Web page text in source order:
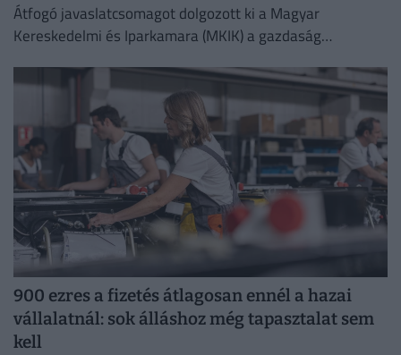
Átfogó javaslatcsomagot dolgozott ki a Magyar
Kereskedelmi és Iparkamara (MKIK) a gazdaság
kezelése érdekében.
900 ezres a fizetés átlagosan ennél a hazai
vállalatnál: sok álláshoz még tapasztalat sem
kell